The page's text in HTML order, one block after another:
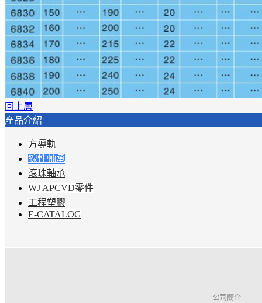
回上層
產品介紹
方導軌
線性軸承
滾珠軸承
WJ APCVD零件
工程塑膠
E-CATALOG
公司簡介